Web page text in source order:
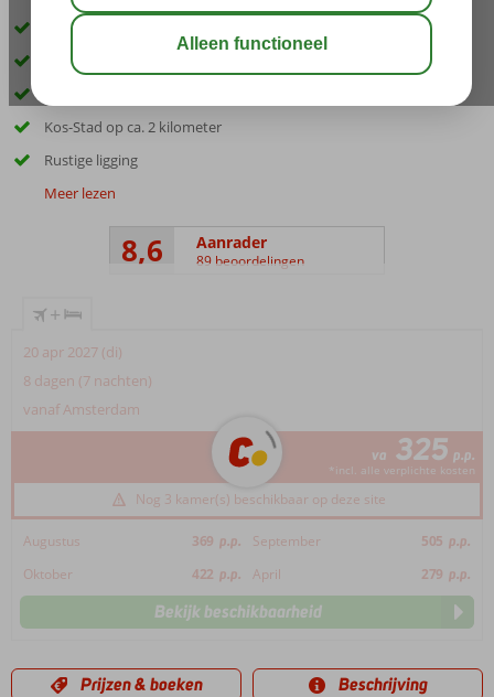
Kleinschalig appartementencomplex
Op loopafstand van het strand
Kos-Stad op ca. 2 kilometer
Rustige ligging
Meer lezen
8,6 Aanrader
89 beoordelingen
+
20 apr 2027 (di)
8 dagen (7 nachten)
vanaf Amsterdam
va 325 p.p.
*incl. alle verplichte kosten
Nog 3 kamer(s) beschikbaar op deze site
Augustus 369 p.p. September 505 p.p.
Oktober
422 p.p. April 279 p.p.
Bekijk beschikbaarheid
Prijzen & boeken Beschrijving